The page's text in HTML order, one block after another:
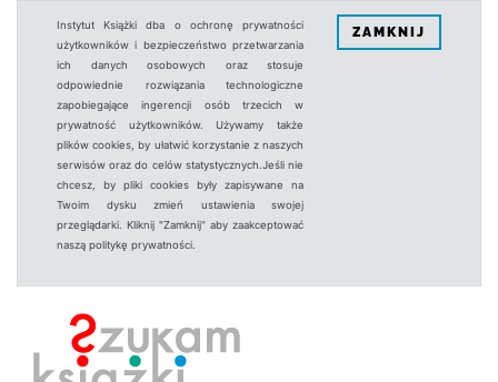
Instytut Książki dba o ochronę prywatności
użytkowników i bezpieczeństwo przetwarzania
ich danych osobowych oraz stosuje
odpowiednie rozwiązania technologiczne
zapobiegające ingerencji osób trzecich w
prywatność użytkowników. Używamy także
plików cookies, by ułatwić korzystanie z naszych
serwisów oraz do celów statystycznych.Jeśli nie
chcesz, by pliki cookies były zapisywane na
Twoim dysku zmień ustawienia swojej
przeglądarki. Kliknij "Zamknij" aby zaakceptować
naszą politykę prywatności.
ZAMKNIJ